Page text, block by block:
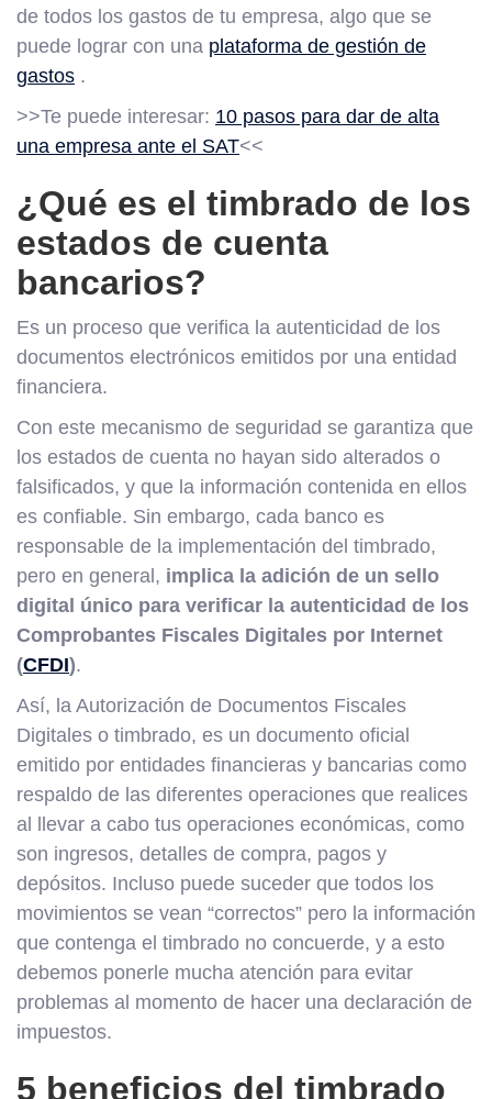
de todos los gastos de tu empresa, algo que se
puede lograr con una plataforma de gestión de
gastos .
>>Te puede interesar: 10 pasos para dar de alta
una empresa ante el SAT<<
¿Qué es el timbrado de los
estados de cuenta
bancarios?
Es un proceso que verifica la autenticidad de los
documentos electrónicos emitidos por una entidad
financiera.
Con este mecanismo de seguridad se garantiza que
los estados de cuenta no hayan sido alterados o
falsificados, y que la información contenida en ellos
es confiable. Sin embargo, cada banco es
responsable de la implementación del timbrado,
pero en general, implica la adición de un sello
digital único para verificar la autenticidad de los
Comprobantes Fiscales Digitales por Internet
(CFDI).
Así, la Autorización de Documentos Fiscales
Digitales o timbrado, es un documento oficial
emitido por entidades financieras y bancarias como
respaldo de las diferentes operaciones que realices
al llevar a cabo tus operaciones económicas, como
son ingresos, detalles de compra, pagos y
depósitos. Incluso puede suceder que todos los
movimientos se vean “correctos” pero la información
que contenga el timbrado no concuerde, y a esto
debemos ponerle mucha atención para evitar
problemas al momento de hacer una declaración de
impuestos.
5 beneficios del timbrado